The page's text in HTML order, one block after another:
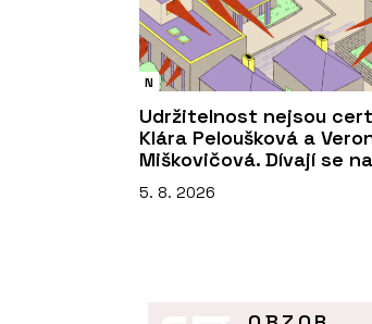
N
Udržitelnost nejsou
Klára Peloušková a
Miškovičová. Dívají se
5. 8. 2026